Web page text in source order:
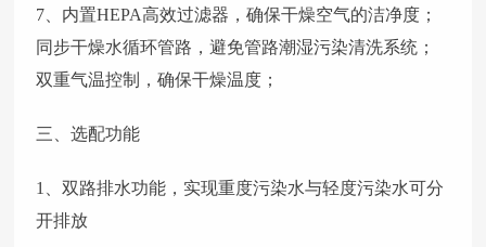
7、内置HEPA高效过滤器，确保干燥空气的洁净度；
同步干燥水循环管路，避免管路潮湿污染清洗系统；
双重气温控制，确保干燥温度；
三、选配功能
1、双路排水功能，实现重度污染水与轻度污染水可分
开排放